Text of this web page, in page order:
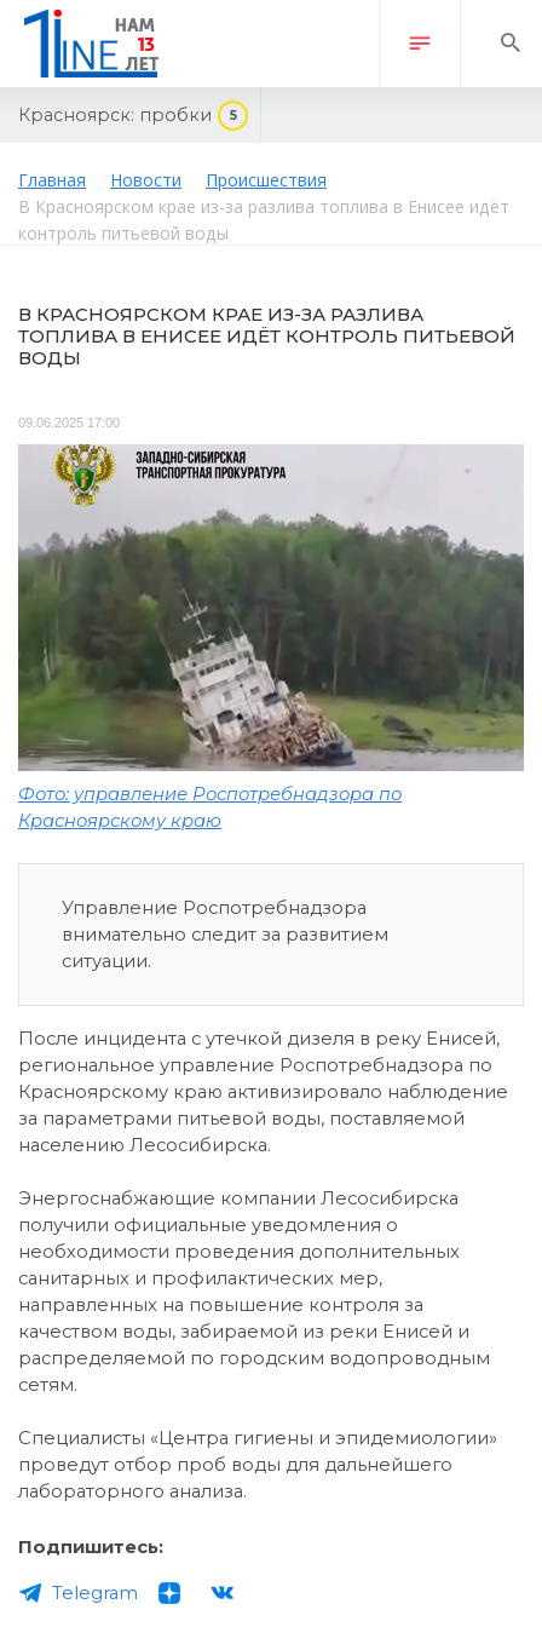
Красноярск: пробки 5
Главная Новости
Происшествия
В Красноярском крае из-за разлива топлива в Енисее идёт
контроль питьевой воды
В КРАСНОЯРСКОМ КРАЕ ИЗ-ЗА РАЗЛИВА
ТОПЛИВА В ЕНИСЕЕ ИДЁТ КОНТРОЛЬ ПИТЬЕВОЙ
ВОДЫ
09.06.2025 17:00
Фото: управление Роспотребнадзора по
Красноярскому краю
Управление Роспотребнадзора
внимательно следит за развитием
ситуации.
После инцидента с утечкой дизеля в реку Енисей,
региональное управление Роспотребнадзора по
Красноярскому краю активизировало наблюдение
за параметрами питьевой воды, поставляемой
населению Лесосибирска.
Энергоснабжающие компании Лесосибирска
получили официальные уведомления о
необходимости проведения дополнительных
санитарных и профилактических мер,
направленных на повышение контроля за
качеством воды, забираемой из реки Енисей и
распределяемой по городским водопроводным
сетям.
Специалисты «Центра гигиены и эпидемиологии»
проведут отбор проб воды для дальнейшего
лабораторного анализа.
Подпишитесь:
Telegram